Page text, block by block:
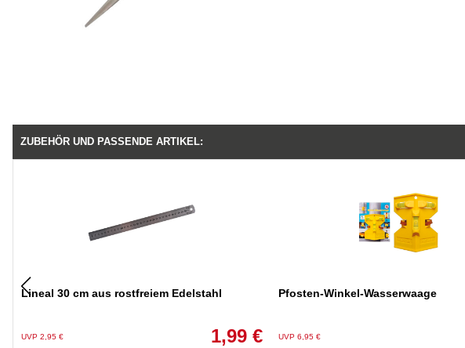
ZUBEHÖR UND PASSENDE ARTIKEL:
Lineal 30 cm aus rostfreiem Edelstahl
UVP 2,95 € 1,99 €
Pfosten-Winkel-Wasserwaage
UVP 6,95 €